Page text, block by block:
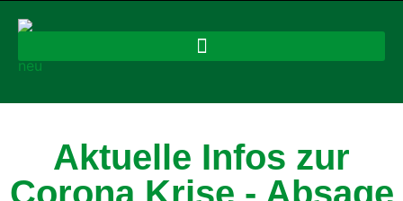
Aktuelle Infos zur
Corona Krise - Absage